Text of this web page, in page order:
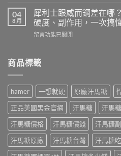
日
本
榮
黑
分、
用
法、
效
果
與
真
神
丹
評
價
師
用
三
個
月
心
得：
成
利
士
5mg
每
怎
藥
師
親
身
經
驗
談
每
04
8 月
犀利士跟威而鋼差在哪
硬度、副作用，一次搞
在
士
跟
而
差
在
哪？
藥
師
親
留言功能已關閉
商品標籤
hamer 一想就硬 原廠汗馬糖
正品美國黑金官網
汗馬糖 汗馬
汗馬糖價格
汗馬糖價錢 汗馬糖
汗馬糖原廠
汗馬糖台灣 汗馬糖